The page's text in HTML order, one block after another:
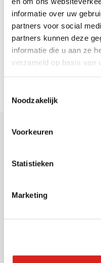
informatie over uw
partners voor social
partners kunnen deze
informatie die u aan ze
verzameld op basis van
Noodzakelijk
Voorkeuren
Statistieken
Marketing
Lees meer
Zoeken op de
Industrie